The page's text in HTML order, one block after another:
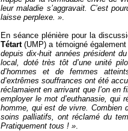
leur maladie s’aggravait. C’est
laisse perplexe. »
En séance plénière pour la
Tétart(UMP) a témoigné
depuis dix-huit années président
local, doté très tôt d’une unité
d’hommes et de femmes
d’extrêmes souffrances ont été
réclamaient en arrivant que l’on en
employer le mot d’euthanasie, qui
homme, qui est de vivre. Combien
soins palliatifs, ont réclamé du
Pratiquement tous ! »